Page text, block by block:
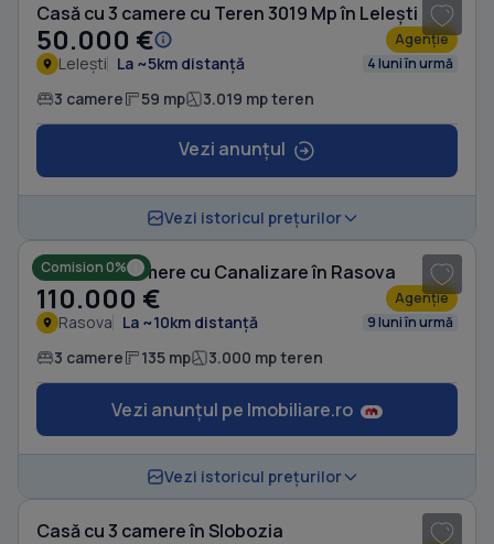
Casă cu 3 camere cu Teren 3019 Mp în Lelești
50.000 € Agenție
Lelești La ~5km distanță 4 luni în urmă
3 camere 59 mp 3.019 mp teren
Vezi anunțul
Vezi istoricul prețurilor
Comision 0%
Casă cu 3 camere cu Canalizare în Rasova
110.000 € Agenție
Rasova La ~10km distanță 9 luni în urmă
3 camere 135 mp 3.000 mp teren
Vezi anunțul pe Imobiliare.ro
Vezi istoricul prețurilor
Casă cu 3 camere în Slobozia